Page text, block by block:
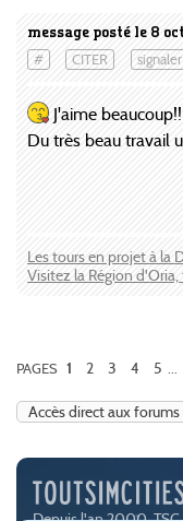
message posté le 8
# CITER signaler
J'aime beaucoup!!
Du très beau travail
Les tours en projet à la
Visitez la Région d'Oria,
PAGES 1 2 3 4 5 ...